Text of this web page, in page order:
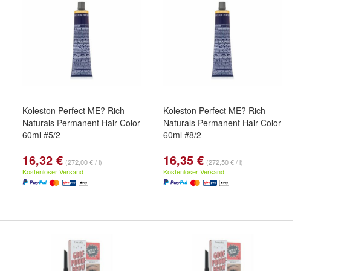
Koleston Perfect ME? Rich
Naturals Permanent Hair Color
60ml #5/2
16,32 € (272,00 € / l)
Kostenloser Versand
Koleston Perfect ME? Rich
Naturals Permanent Hair Color
60ml #8/2
16,35 € (272,50 € / l)
Kostenloser Versand